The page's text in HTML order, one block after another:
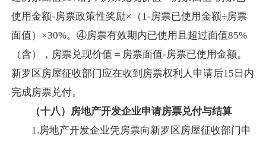
使用金额-房票政策性奖励×（1-房票已使用金额÷房票
面值）×30%。④房票有效期内已使用且超过面值85%
（含），房票兑现价值＝房票面值-房票已使用金额。
新罗区房屋征收部门应在收到房票权利人申请后15日内
完成房票兑付。
（十八）房地产开发企业申请房票兑付与结算
1.房地产开发企业凭房票向新罗区房屋征收部门申